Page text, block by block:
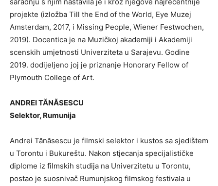
projekte (izložba Till the End of the World, Eye Muzej
Amsterdam, 2017, i Missing People, Wiener Festwochen,
2019). Docentica je na Muzičkoj akademiji i Akademiji
scenskih umjetnosti Univerziteta u Sarajevu. Godine
2019. dodijeljeno joj je priznanje Honorary Fellow of
Plymouth College of Art.
ANDREI TĂNĂSESCU
Selektor, Rumunija
Andrei Tănăsescu je filmski selektor i kustos sa sjedištem
u Torontu i Bukureštu. Nakon stjecanja specijalističke
diplome iz filmskih studija na Univerzitetu u Torontu,
postao je suosnivač Rumunjskog filmskog festivala u